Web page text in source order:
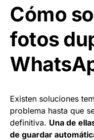
Cómo
fotos
Existen soluciones
problema hasta que
definitiva. Una de
de guardar